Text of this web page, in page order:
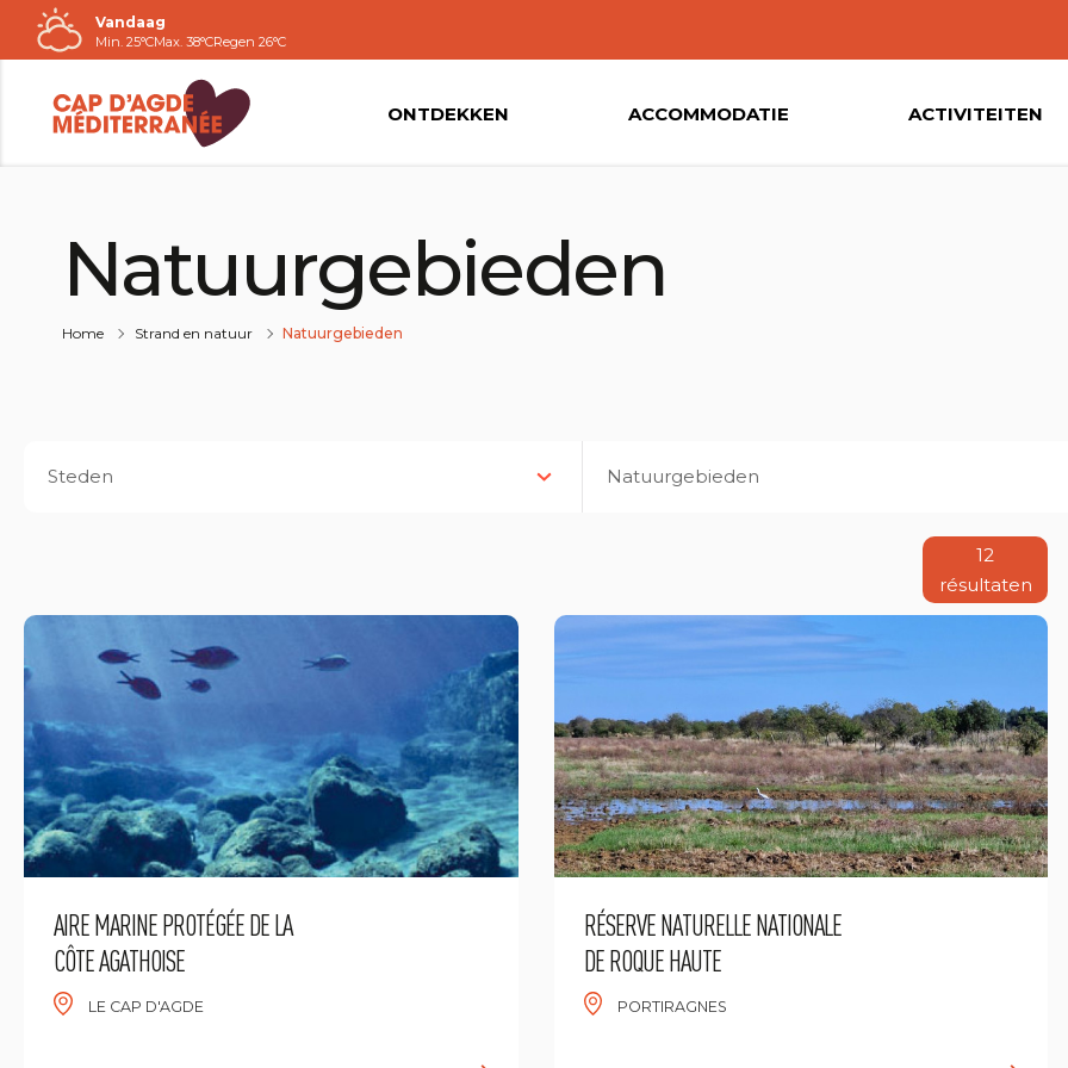
Naar
de
inhoud
Vandaag
Min. 25°CMax. 38°CRegen 26°C
ONTDEKKEN ACCOMMODATIE ACTIVITEITEN
Natuurgebieden
Home Strand en natuur Natuurgebieden
Steden Natuurgebieden
12
résultaten
AIRE MARINE PROTÉGÉE DE LA
CÔTE AGATHOISE
LE CAP D'AGDE
RÉSERVE NATURELLE NATIONALE
DE ROQUE HAUTE
PORTIRAGNES